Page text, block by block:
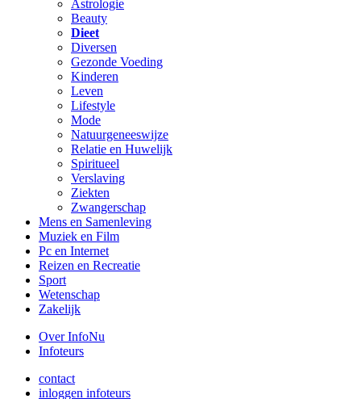
Astrologie
Beauty
Dieet
Diversen
Gezonde Voeding
Kinderen
Leven
Lifestyle
Mode
Natuurgeneeswijze
Relatie en Huwelijk
Spiritueel
Verslaving
Ziekten
Zwangerschap
Mens en Samenleving
Muziek en Film
Pc en Internet
Reizen en Recreatie
Sport
Wetenschap
Zakelijk
Over InfoNu
Infoteurs
contact
inloggen infoteurs